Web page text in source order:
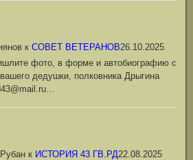
к СОВЕТ ВЕТЕРАНОВ26.10.2025
фото, в форме и автобиографию с
дедушки, полковника Дрыгина
к ИСТОРИЯ 43 ГВ.РД22.08.2025